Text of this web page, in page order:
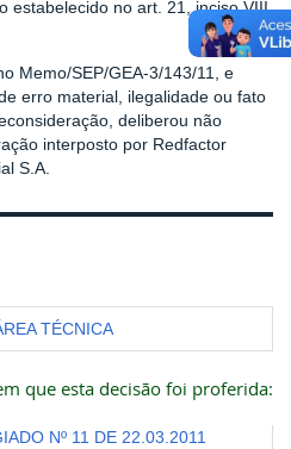
estabelecido no art. 21, inciso VIII,
Memo/SEP/GEA-3/143/11, e
erro material, ilegalidade ou fato
deliberou não
interposto por Redfactor
S.A.
TÉCNICA
que esta decisão foi proferida:
Nº 11 DE 22.03.2011